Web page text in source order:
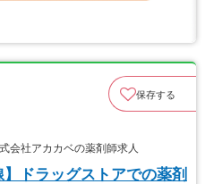
保存する
会社アカカベの薬剤師求人
】ドラッグストアでの薬剤